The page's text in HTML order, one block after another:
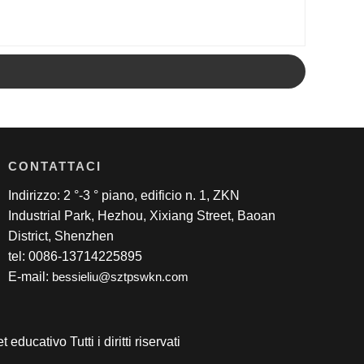
CONTATTACI
Indirizzo: 2 °-3 ° piano, edificio n. 1, ZKN
Industrial Park, Hezhou, Xixiang Street, Baoan
District, Shenzhen
tel: 0086-13714225895
E-mail: bessieliu@sztpswkn.com
educativo Tutti i diritti riservati